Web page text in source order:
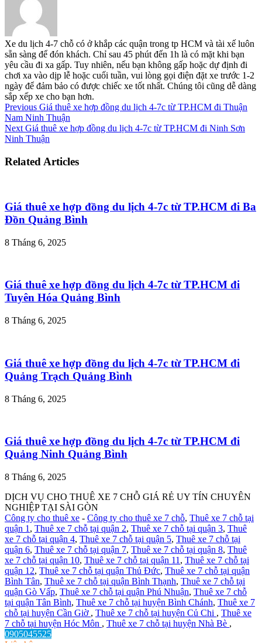
Xe du lịch 4-7 chỗ có ở khắp các quận trong tp HCM và tài xế luôn
sẵn sàng để đón khách. Chỉ sau 45 phút đến 1h là có mặt khi bạn
yêu cầu đi xa gấp. Tuy nhiên, nếu bạn không gấp hoặc dự định đi
chơi xa vào dịp lễ hoặc cuối tuần, vui lòng gọi điện đặt xe trước 1-2
ngày để đảm bảo có được chiếc xe tốt nhất. Chúng tôi cũng dễ dàng
sắp xếp xe cho bạn hơn.
Previous Giá thuê xe hợp đồng du lịch 4-7c từ TP.HCM đi Thuận
Nam Ninh Thuận
Next Giá thuê xe hợp đồng du lịch 4-7c từ TP.HCM đi Ninh Sơn
Ninh Thuận
Related Articles
Giá thuê xe hợp đồng du lịch 4-7c từ TP.HCM đi Ba
Đồn Quảng Bình
8 Tháng 6, 2025
Giá thuê xe hợp đồng du lịch 4-7c từ TP.HCM đi
Tuyên Hóa Quảng Bình
8 Tháng 6, 2025
Giá thuê xe hợp đồng du lịch 4-7c từ TP.HCM đi
Quảng Trạch Quảng Bình
8 Tháng 6, 2025
Giá thuê xe hợp đồng du lịch 4-7c từ TP.HCM đi
Quảng Ninh Quảng Bình
8 Tháng 6, 2025
DỊCH VỤ CHO THUÊ XE 7 CHỖ GIÁ RẺ UY TÍN CHUYÊN
NGHIỆP TẠI SÀI GÒN
Công ty cho thuê xe - Công ty cho thuê xe 7 chỗ, Thuê xe 7 chỗ tại
quận 1 , Thuê xe 7 chỗ tại quận 2, Thuê xe 7 chỗ tại quận 3, Thuê
xe 7 chỗ tại quận 4, Thuê xe 7 chỗ tại quận 5, Thuê xe 7 chỗ tại
quận 6, Thuê xe 7 chỗ tại quận 7, Thuê xe 7 chỗ tại quận 8, Thuê
xe 7 chỗ tại quận 10, Thuê xe 7 chỗ tại quận 11 , Thuê xe 7 chỗ tại
quận 12, Thuê xe 7 chỗ tại quận Thủ Đức, Thuê xe 7 chỗ tại quận
Bình Tân, Thuê xe 7 chỗ tại quận Bình Thạnh, Thuê xe 7 chỗ tại
quận Gò Vấp, Thuê xe 7 chỗ tại quận Phú Nhuận, Thuê xe 7 chỗ
tại quận Tân Bình, Thuê xe 7 chỗ tại huyện Bình Chánh, Thuê xe 7
chỗ tại huyện Cần Giờ , Thuê xe 7 chỗ tại huyện Củ Chi , Thuê xe
7 chỗ tại huyện Hóc Môn , Thuê xe 7 chỗ tại huyện Nhà Bè ,
0905045525